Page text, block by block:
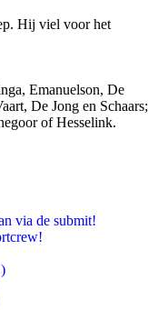
Hij viel voor het
Emanuelson, De
De Jong en Schaars;
of Hesselink.
via de submit!